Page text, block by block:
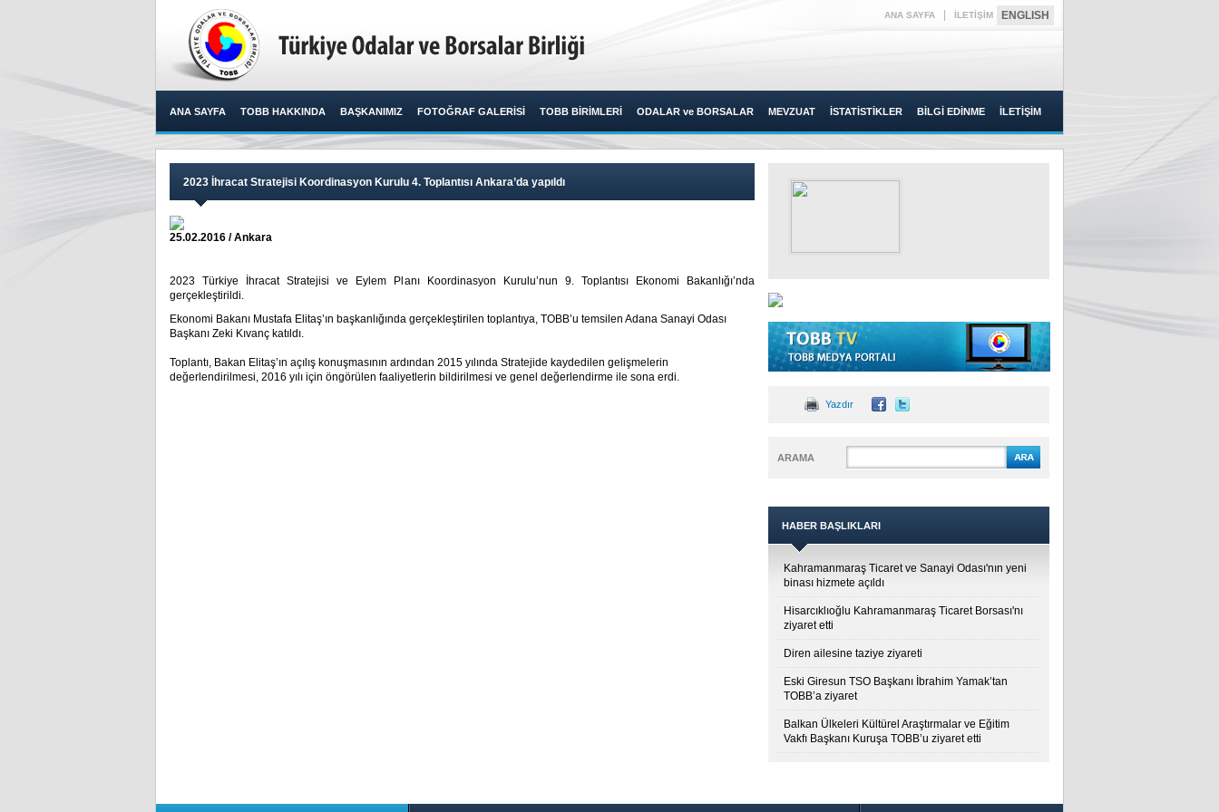
ANA SAYFA İLETİŞİM ENGLISH
ANA SAYFA TOBB HAKKINDA BAŞKANIMIZ FOTOĞRAF GALERİSİ TOBB BİRİMLERİ ODALAR ve BORSALAR MEVZUAT İSTATİSTİKLER BİLGİ EDİNME İLETİŞİM
2023 İhracat Stratejisi Koordinasyon Kurulu 4. Toplantısı Ankara’da yapıldı
25.02.2016 / Ankara
2023 Türkiye İhracat Stratejisi ve Eylem Planı Koordinasyon Kurulu’nun 9. Toplantısı Ekonomi Bakanlığı’nda
gerçekleştirildi. ​
Ekonomi Bakanı Mustafa Elitaş’ın başkanlığında gerçekleştirilen toplantıya, TOBB’u temsilen Adana Sanayi Odası
Başkanı Zeki Kıvanç katıldı.
Toplantı, Bakan Elitaş’ın açılış konuşmasının ardından 2015 yılında Stratejide kaydedilen gelişmelerin
değerlendirilmesi, 2016 yılı için öngörülen faaliyetlerin bildirilmesi ve genel değerlendirme ile sona erdi.
Yazdır
ARAMA
HABER BAŞLIKLARI
Kahramanmaraş Ticaret ve Sanayi Odası'nın yeni
binası hizmete açıldı
Hisarcıklıoğlu Kahramanmaraş Ticaret Borsası'nı
ziyaret etti
Diren ailesine taziye ziyareti
Eski Giresun TSO Başkanı İbrahim Yamak’tan
TOBB’a ziyaret
Balkan Ülkeleri Kültürel Araştırmalar ve Eğitim
Vakfı Başkanı Kuruşa TOBB’u ziyaret etti